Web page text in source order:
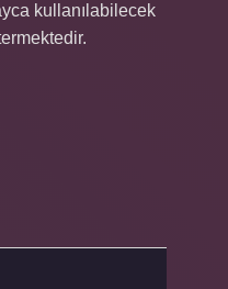
kullanılabilecek